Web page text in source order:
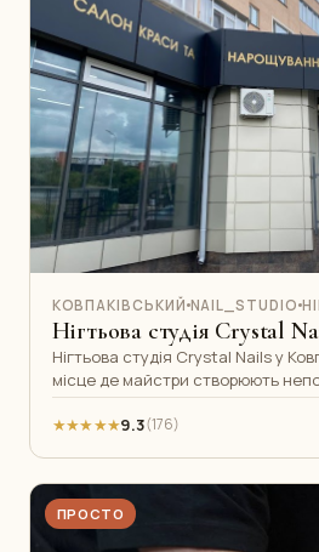
КОВПАКІВСЬКИЙ NAIL_STUDIO
Нігтьова студія Crystal
Нігтьова студія Crystal Nails у
місце де майстри створюють
дизайни. Манікюр, педикюр,
★★★★★9.3(176)
ПРОСТО